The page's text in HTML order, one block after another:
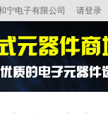
宁电子有限公司 请登录